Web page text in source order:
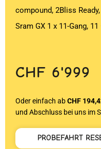
compound, 2Bliss Ready,
Sram GX 1 x 11-Gang,
CHF 6'999
Oder einfach abCHF
und Abschluss bei uns im
PROBEFAHRT